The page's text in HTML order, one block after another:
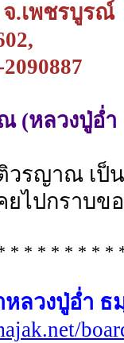
จ.เพชรบูรณ์
(หลวงปู่อ่ำ
วรญาณ เป็
ยไปกราบ
* * * * * * * *
ลวงปู่อ่ำ ธ